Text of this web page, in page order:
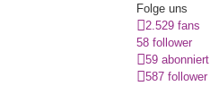
Folge uns
2.529 fans
58 follower
59 abonniert
587 follower